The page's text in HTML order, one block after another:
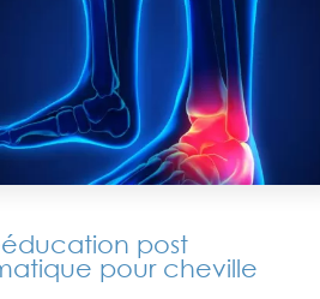
post
pour cheville